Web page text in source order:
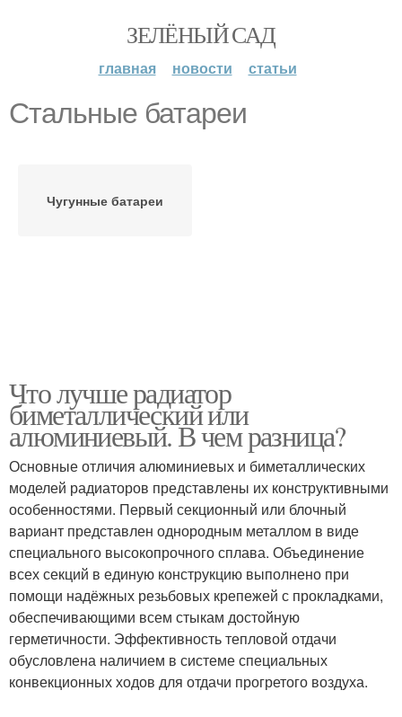
ЗЕЛЁНЫЙ САД
главная новости статьи
Стальные батареи
Чугунные батареи
Что лучше радиатор
биметаллический или
алюминиевый. В чем разница?
Основные отличия алюминиевых и биметаллических
моделей радиаторов представлены их конструктивными
особенностями. Первый секционный или блочный
вариант представлен однородным металлом в виде
специального высокопрочного сплава. Объединение
всех секций в единую конструкцию выполнено при
помощи надёжных резьбовых крепежей с прокладками,
обеспечивающими всем стыкам достойную
герметичности. Эффективность тепловой отдачи
обусловлена наличием в системе специальных
конвекционных ходов для отдачи прогретого воздуха.